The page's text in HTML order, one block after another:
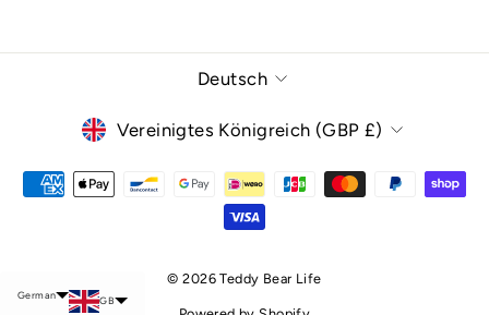
Sprache
Deutsch
Währung
Vereinigtes Königreich (GBP £)
© 2026 Teddy Bear Life
German GB